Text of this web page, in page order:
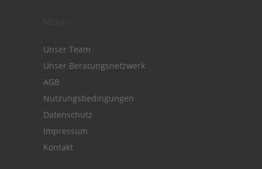
Unser Team
Unser Beratungsnetzwerk
AGB
Nutzungsbedingungen
Datenschutz
Impressum
Kontakt